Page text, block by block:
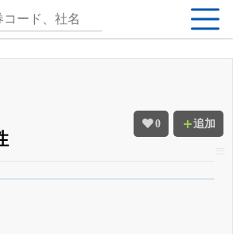
0 追加
と米株版の先行利用も付きます